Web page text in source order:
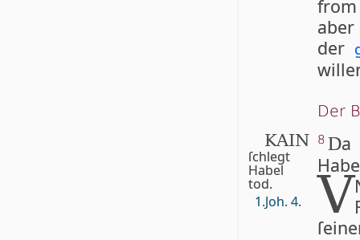
KAIN
ſchlegt
Ha­bel
tod.
1.Joh. 4.
der
Der
8 D
V